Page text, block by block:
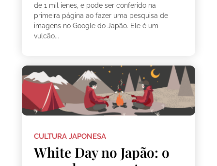
de 1 mil ienes, e pode ser conferido na
primeira página ao fazer uma pesquisa de
imagens no Google do Japão. Ele é um
vulcão...
CULTURA JAPONESA
White Day no Japão: o